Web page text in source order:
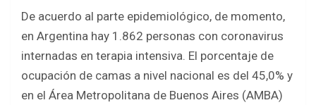
De acuerdo al parte epidemiológico, de momento,
en Argentina hay 1.862 personas con coronavirus
internadas en terapia intensiva. El porcentaje de
ocupación de camas a nivel nacional es del 45,0% y
en el Área Metropolitana de Buenos Aires (AMBA)